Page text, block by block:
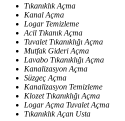
Tıkanıklık Açma
Kanal Açma
Logar Temizleme
Acil Tıkanık Açma
Tuvalet Tıkanıklığı Açma
Mutfak Gideri Açma
Lavabo Tıkanıklığı Açma
Kanalizasyon Açma
Süzgeç Açma
Kanalizasyon Temizleme
Klozet Tıkanıklığı Açma
Logar Açma Tuvalet Açma
Tıkanıklık Açan Usta